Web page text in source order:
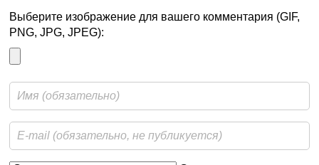
Выберите изображение для вашего комментария (GIF,
PNG, JPG, JPEG):